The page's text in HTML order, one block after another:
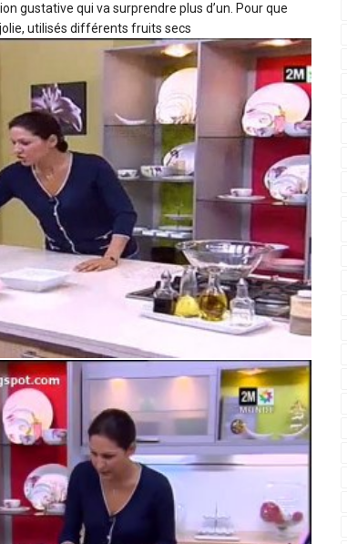
gustative qui va surprendre plus d’un. Pour que
utilisés différents fruits secs